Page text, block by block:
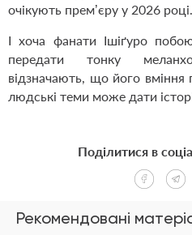
очікують прем’єру у 2026 році.
І хоча фанати Ішіґуро
передати тонку
відзначають, що його вміння
людські теми може дати
Рекомендовані
Поділитися в